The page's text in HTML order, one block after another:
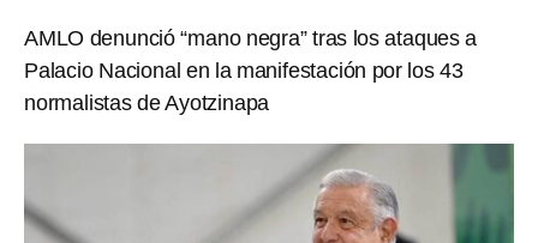
AMLO denunció “mano negra” tras los ataques a
Palacio Nacional en la manifestación por los 43
normalistas de Ayotzinapa